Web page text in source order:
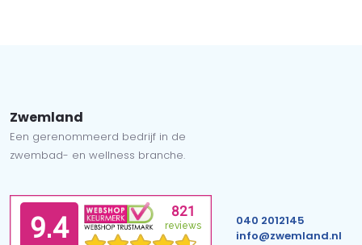
Zwemland
Een gerenommeerd bedrijf in de
zwembad- en wellness branche.
040 2012145
info@zwemland.nl